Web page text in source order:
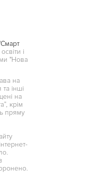
і
"Нова
на
інші
на
крім
пряму